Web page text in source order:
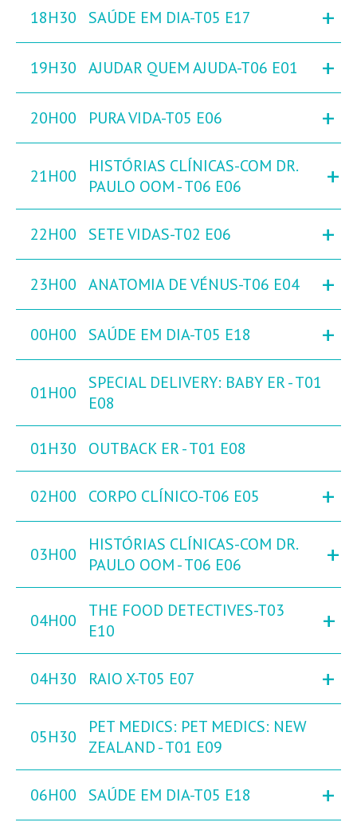
18H30 SAÚDE EM DIA-T05 E17 +
19H30 AJUDAR QUEM AJUDA-T06 E01 +
20H00 PURA VIDA-T05 E06 +
21H00
HISTÓRIAS CLÍNICAS-COM DR.
PAULO OOM - T06 E06
+
22H00 SETE VIDAS-T02 E06 +
23H00 ANATOMIA DE VÉNUS-T06 E04 +
00H00 SAÚDE EM DIA-T05 E18 +
01H00
SPECIAL DELIVERY: BABY ER - T01
E08
01H30 OUTBACK ER - T01 E08
02H00 CORPO CLÍNICO-T06 E05 +
03H00
HISTÓRIAS CLÍNICAS-COM DR.
PAULO OOM - T06 E06
+
04H00
THE FOOD DETECTIVES-T03
E10
+
04H30 RAIO X-T05 E07 +
05H30
PET MEDICS: PET MEDICS: NEW
ZEALAND - T01 E09
06H00 SAÚDE EM DIA-T05 E18 +